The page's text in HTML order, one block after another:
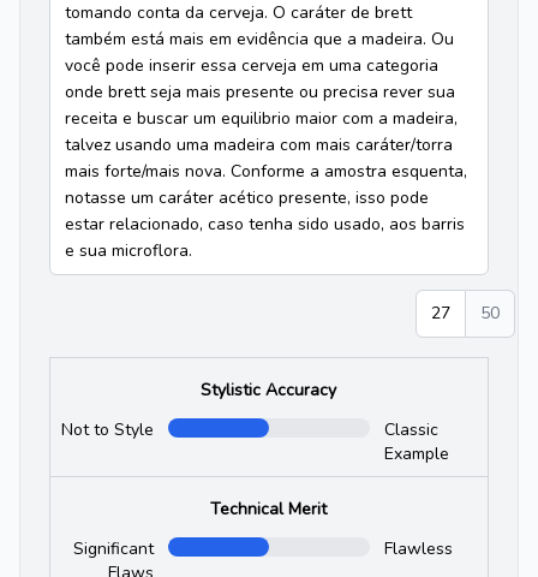
tomando conta da cerveja. O caráter de brett
também está mais em evidência que a madeira. Ou
você pode inserir essa cerveja em uma categoria
onde brett seja mais presente ou precisa rever sua
receita e buscar um equilibrio maior com a madeira,
talvez usando uma madeira com mais caráter/torra
mais forte/mais nova. Conforme a amostra esquenta,
notasse um caráter acético presente, isso pode
estar relacionado, caso tenha sido usado, aos barris
e sua microflora.
27 50
Stylistic Accuracy
Not to Style
Classic
Example
Technical Merit
Significant
Flawless